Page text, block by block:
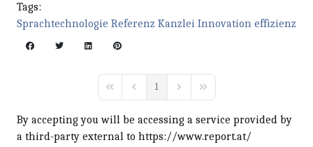
Tags:
Sprachtechnologie Referenz Kanzlei Innovation effizienz
First PagePrevious Page
1 Next PageLast Page
By accepting you will be accessing a service provided by
a third-party external to https://www.report.at/